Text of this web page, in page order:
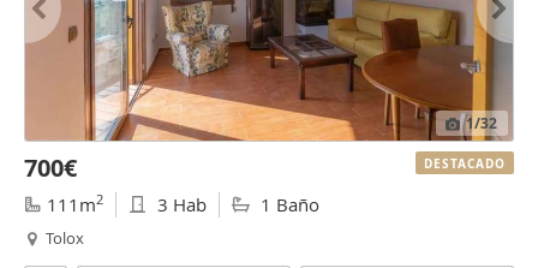
1/32
700€
111m2 3 Hab 1 Baño
Tolox
DESTACADO